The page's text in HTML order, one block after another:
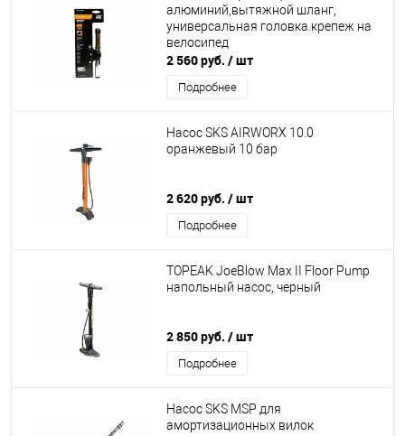
алюминий,вытяжной шланг,
универсальная головка.крепеж на
велосипед
2 560 руб. / шт
Подробнее
Насос SKS AIRWORX 10.0
оранжевый 10 бар
2 620 руб. / шт
Подробнее
TOPEAK JoeBlow Max II Floor Pump
напольный насос, черный
2 850 руб. / шт
Подробнее
Насос SKS MSP для
амортизационных вилок